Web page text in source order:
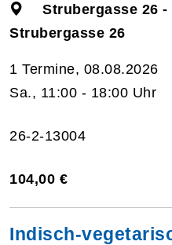
Strubergasse 26 -
Strubergasse 26
1 Termine, 08.08.2026
Sa., 11:00 - 18:00 Uhr
26-2-13004
104,00 €
Indisch-